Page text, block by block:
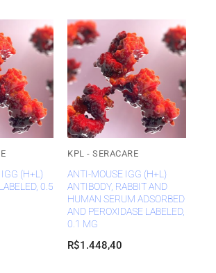
(H+L)
0.5
KPL - SERACARE
ANTI-MOUSE IGG (H+L)
ANTIBODY, RABBIT AND
HUMAN SERUM ADSORBED
AND PEROXIDASE LABELED,
0.1 MG
R$1.448,40